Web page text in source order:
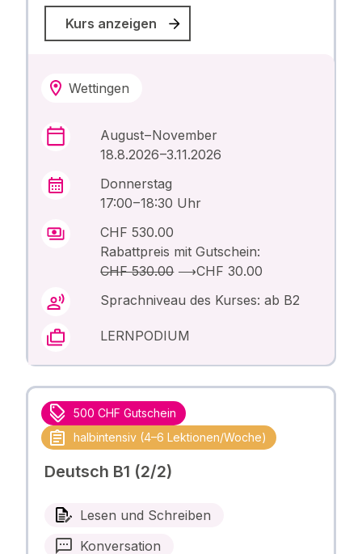
Kurs anzeigen
Wettingen
August – November
18.8.2026 –3.11.2026
Donnerstag
17:00 – 18:30 Uhr
CHF 530.00
Rabattpreis mit Gutschein:
CHF 530.00⟶CHF 30.00
Sprachniveau des Kurses: ab B2
LERNPODIUM
500 CHF Gutschein
halbintensiv (4–6 Lektionen/Woche)
Deutsch B1 (2/2)
Lesen und Schreiben
Konversation